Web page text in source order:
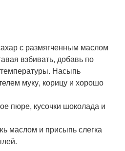
с размягченным маслом
взбивать, добавь по
Насыпь
муку, корицу и хорошо
пюре, кусочки шоколада и
маслом и присыпь слегка